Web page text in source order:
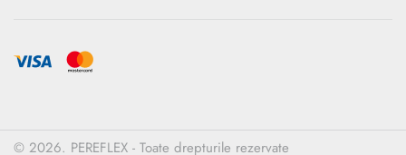
© 2026. PEREFLEX - Toate drepturile rezervate